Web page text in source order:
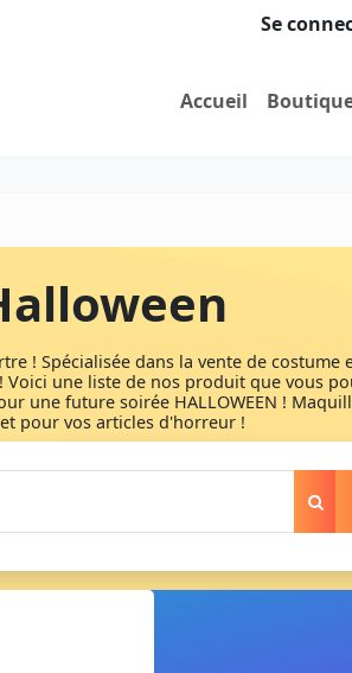
Se
Accueil
! Spécialisée dans la vente de costume
une liste de nos produit que vous
une future soirée HALLOWEEN !
pour vos articles d'horreur !